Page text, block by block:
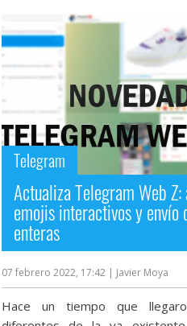
Telegram
Actualiza Telegram Web
emojis interactivos y envío
enteras
07 febrero 2022, 17:42 | Javier Moya
Hace un tiempo que